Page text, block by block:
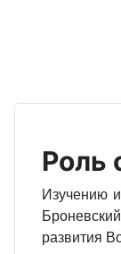
Роль
Изучению
развития